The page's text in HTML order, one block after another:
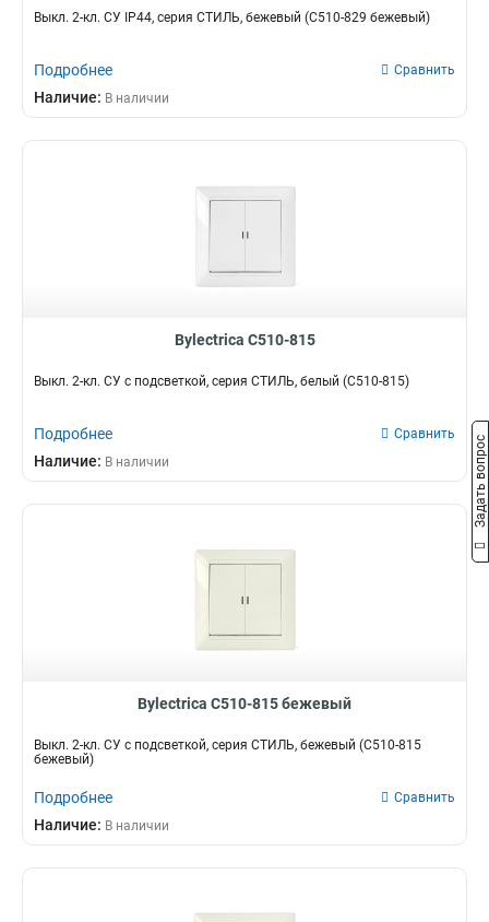
Выкл. 2-кл. СУ IP44, серия СТИЛЬ, бежевый (С510-829 бежевый)
Подробнее Сравнить
Наличие: В наличии
Bylectrica С510-815
Выкл. 2-кл. СУ с подсветкой, серия СТИЛЬ, белый (С510-815)
Подробнее Сравнить
Наличие: В наличии
Bylectrica С510-815 бежевый
Выкл. 2-кл. СУ с подсветкой, серия СТИЛЬ, бежевый (С510-815
бежевый)
Подробнее Сравнить
Наличие: В наличии
Задать вопрос